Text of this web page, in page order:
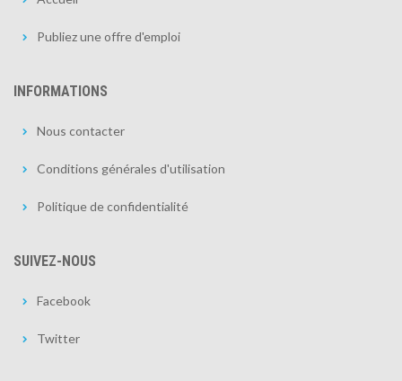
Publiez une offre d'emploi
INFORMATIONS
Nous contacter
Conditions générales d'utilisation
Politique de confidentialité
SUIVEZ-NOUS
Facebook
Twitter